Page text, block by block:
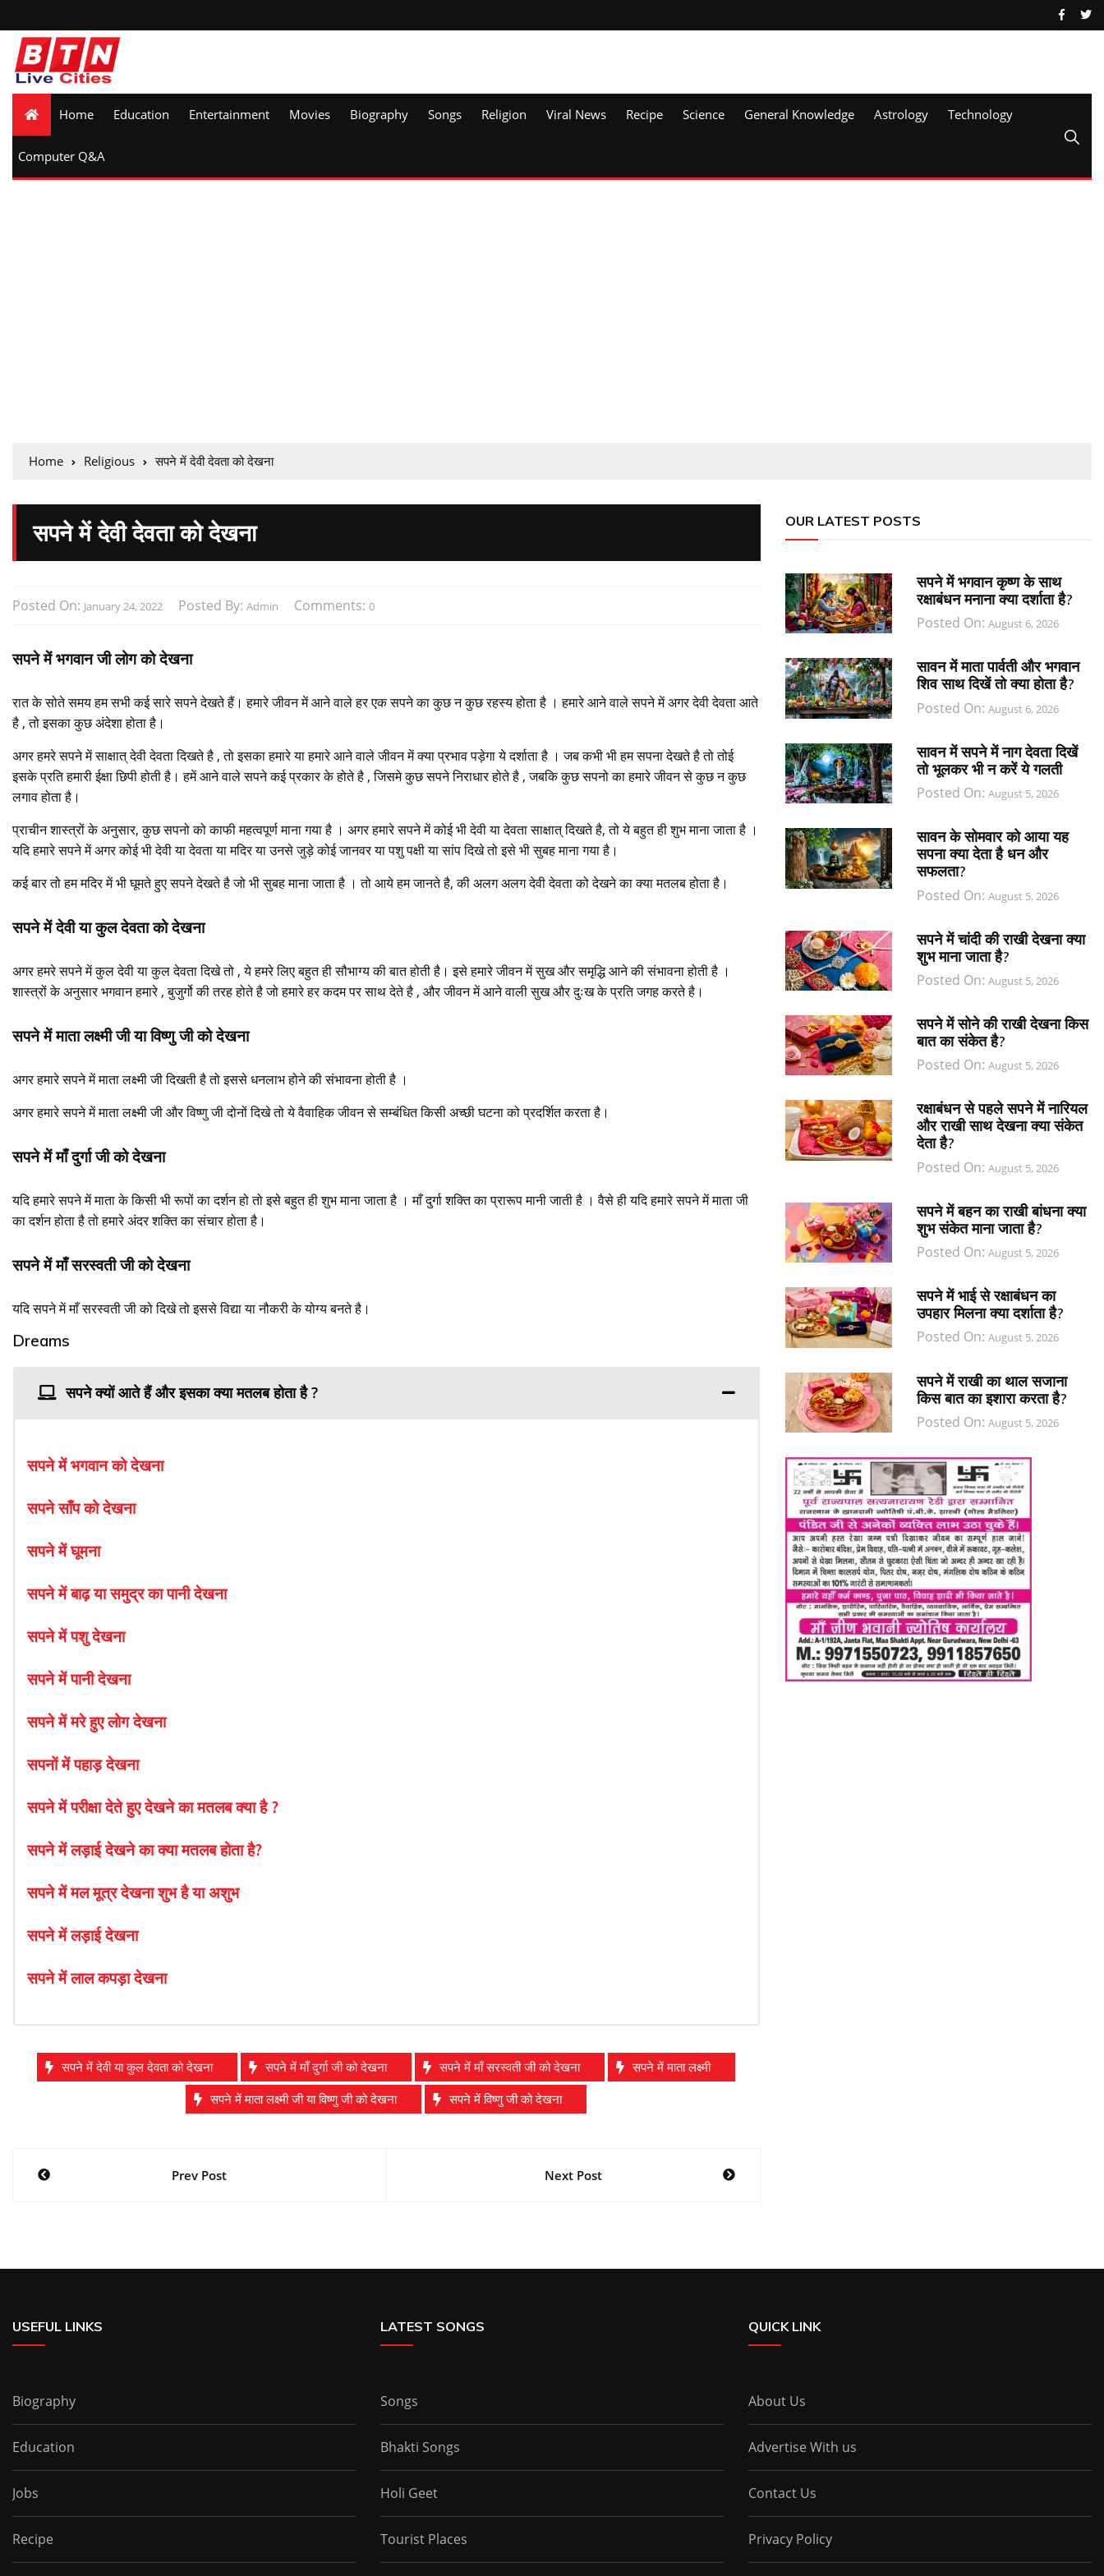
Home Education Entertainment Movies Biography Songs Religion Viral News Recipe Science General Knowledge Astrology Technology
Computer Q&A
Home Religious सपने में देवी देवता को देखना
सपने में देवी देवता को देखना
Posted On: January 24, 2022 Posted By: Admin Comments: 0
सपने में भगवान जी लोग को देखना
रात के सोते समय हम सभी कई सारे सपने देखते हैं। हमारे जीवन में आने वाले हर एक सपने का कुछ न कुछ रहस्य होता है । हमारे आने वाले सपने में अगर देवी देवता आते
है , तो इसका कुछ अंदेशा होता है।
अगर हमरे सपने में साक्षात् देवी देवता दिखते है , तो इसका हमारे या हमारे आने वाले जीवन में क्या प्रभाव पड़ेगा ये दर्शाता है । जब कभी भी हम सपना देखते है तो तोई
इसके प्रति हमारी ईक्षा छिपी होती है। हमें आने वाले सपने कई प्रकार के होते है , जिसमे कुछ सपने निराधार होते है , जबकि कुछ सपनो का हमारे जीवन से कुछ न कुछ
लगाव होता है।
प्राचीन शास्त्रों के अनुसार, कुछ सपनो को काफी महत्वपूर्ण माना गया है । अगर हमारे सपने में कोई भी देवी या देवता साक्षात् दिखते है, तो ये बहुत ही शुभ माना जाता है ।
यदि हमारे सपने में अगर कोई भी देवी या देवता या मदिर या उनसे जुड़े कोई जानवर या पशु पक्षी या सांप दिखे तो इसे भी सुबह माना गया है।
कई बार तो हम मदिर में भी घूमते हुए सपने देखते है जो भी सुबह माना जाता है । तो आये हम जानते है, की अलग अलग देवी देवता को देखने का क्या मतलब होता है।
सपने में देवी या कुल देवता को देखना
अगर हमरे सपने में कुल देवी या कुल देवता दिखे तो , ये हमरे लिए बहुत ही सौभाग्य की बात होती है। इसे हमारे जीवन में सुख और समृद्धि आने की संभावना होती है ।
शास्त्रों के अनुसार भगवान हमारे , बुजुर्गो की तरह होते है जो हमारे हर कदम पर साथ देते है , और जीवन में आने वाली सुख और दुःख के प्रति जगह करते है।
सपने में माता लक्ष्मी जी या विष्णु जी को देखना
अगर हमारे सपने में माता लक्ष्मी जी दिखती है तो इससे धनलाभ होने की संभावना होती है ।
अगर हमारे सपने में माता लक्ष्मी जी और विष्णु जी दोनों दिखे तो ये वैवाहिक जीवन से सम्बंधित किसी अच्छी घटना को प्रदर्शित करता है।
सपने में माँ दुर्गा जी को देखना
यदि हमारे सपने में माता के किसी भी रूपों का दर्शन हो तो इसे बहुत ही शुभ माना जाता है । माँ दुर्गा शक्ति का प्रारूप मानी जाती है । वैसे ही यदि हमारे सपने में माता जी
का दर्शन होता है तो हमारे अंदर शक्ति का संचार होता है।
सपने में माँ सरस्वती जी को देखना
यदि सपने में माँ सरस्वती जी को दिखे तो इससे विद्या या नौकरी के योग्य बनते है।
Dreams
सपने क्यों आते हैं और इसका क्या मतलब होता है ?
सपने में भगवान को देखना
सपने साँप को देखना
सपने में घूमना
सपने में बाढ़ या समुद्र का पानी देखना
सपने में पशु देखना
सपने में पानी देखना
सपने में मरे हुए लोग देखना
सपनों में पहाड़ देखना
सपने में परीक्षा देते हुए देखने का मतलब क्या है ?
सपने में लड़ाई देखने का क्या मतलब होता है?
सपने में मल मूत्र देखना शुभ है या अशुभ
सपने में लड़ाई देखना
सपने में लाल कपड़ा देखना
सपने में देवी या कुल देवता को देखना सपने में माँ दुर्गा जी को देखना सपने में माँ सरस्वती जी को देखना
सपने में माता लक्ष्मी
सपने में माता लक्ष्मी जी या विष्णु जी को देखना
सपने में विष्णु जी को देखना
Post
Prev Post Next Post
OUR LATEST POSTS
सपने में भगवान कृष्ण के साथ
रक्षाबंधन मनाना क्या दर्शाता है?
Posted On:August 6, 2026
सावन में माता पार्वती और भगवान
शिव साथ दिखें तो क्या होता है?
Posted On:August 6, 2026
सावन में सपने में नाग देवता दिखें
तो भूलकर भी न करें ये गलती
Posted On:August 5, 2026
सावन के सोमवार को आया यह
सपना क्या देता है धन और
सफलता?
Posted On:August 5, 2026
सपने में चांदी की राखी देखना क्या
शुभ माना जाता है?
Posted On:August 5, 2026
सपने में सोने की राखी देखना किस
बात का संकेत है?
Posted On:August 5, 2026
रक्षाबंधन से पहले सपने में नारियल
और राखी साथ देखना क्या संकेत
देता है?
Posted On:August 5, 2026
सपने में बहन का राखी बांधना क्या
शुभ संकेत माना जाता है?
Posted On:August 5, 2026
सपने में भाई से रक्षाबंधन का
उपहार मिलना क्या दर्शाता है?
Posted On:August 5, 2026
सपने में राखी का थाल सजाना
किस बात का इशारा करता है?
Posted On:August 5, 2026
USEFUL LINKS
Biography
Education
Jobs
Recipe
LATEST SONGS
Songs
Bhakti Songs
Holi Geet
Tourist Places
QUICK LINK
About Us
Advertise With us
Contact Us
Privacy Policy